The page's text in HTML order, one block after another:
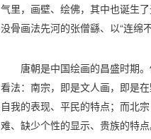
气里，画壁、绘佛，其中也诞生
没骨画法先河的张僧繇、以“连绵
唐朝是中国绘画的昌盛时期
看法：南宗，即是文人画，即是
自我的表现、平民的特点；而北
难、缺少个性的显示、贵族的特